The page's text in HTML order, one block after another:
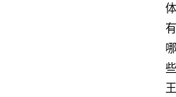
体
有
哪
些
王